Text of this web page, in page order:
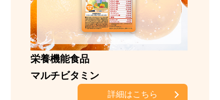
栄養機能食品
マルチビタミン
詳細はこちら